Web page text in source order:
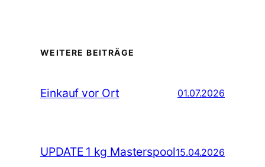
WEITERE BEITRÄGE
Einkauf vor Ort 01.07.2026
UPDATE 1 kg Masterspool15.04.2026